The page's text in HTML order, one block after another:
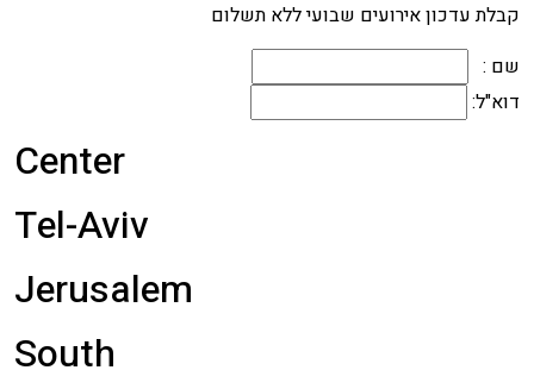
קבלת עדכון אירועים שבועי ללא תשלום
שם :
דוא"ל:
Center
Tel-Aviv
Jerusalem
South